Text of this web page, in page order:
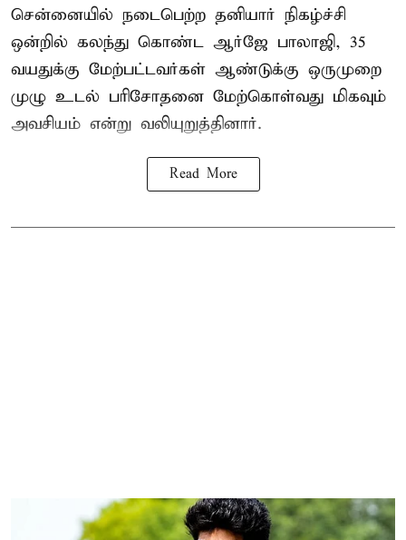
சென்னையில் நடைபெற்ற தனியார் நிகழ்ச்சி
ஒன்றில் கலந்து கொண்ட ஆர்ஜே பாலாஜி, 35
வயதுக்கு மேற்பட்டவர்கள் ஆண்டுக்கு ஒருமுறை
முழு உடல் பரிசோதனை மேற்கொள்வது மிகவும்
அவசியம் என்று வலியுறுத்தினார்.
Read More